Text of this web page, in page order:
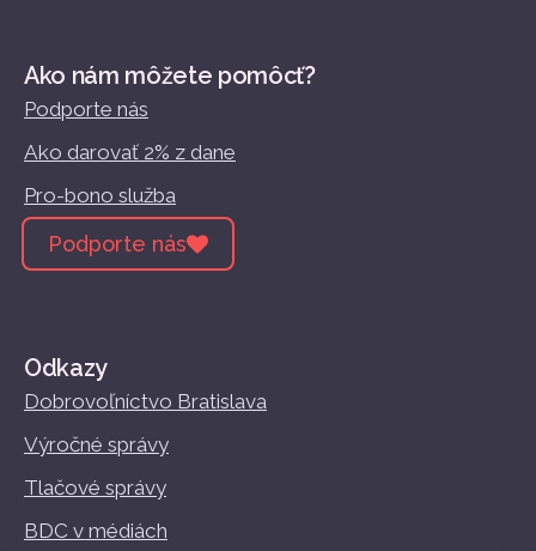
Ako nám môžete pomôcť?
Podporte nás
Ako darovať 2% z dane
Pro-bono služba
Podporte nás
Odkazy
Dobrovoľníctvo Bratislava
Výročné správy
Tlačové správy
BDC v médiách